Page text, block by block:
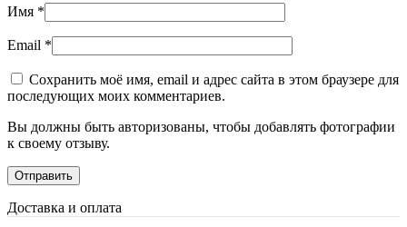
Имя *
Email *
Сохранить моё имя, email и адрес сайта в этом браузере для
последующих моих комментариев.
Вы должны быть авторизованы, чтобы добавлять фотографии
к своему отзыву.
Доставка и оплата